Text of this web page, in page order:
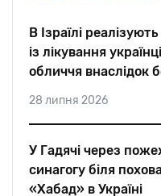
В Ізраїлі
із лікування
обличчя внаслідок
28 липня 2026
У Гадячі через
синагогу біля
«Хабад» в Україні